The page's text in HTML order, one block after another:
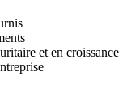
et en croissance